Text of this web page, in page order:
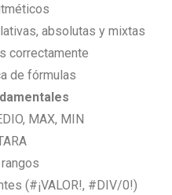
absolutas y mixtas
correctamente
de fórmulas
MAX, MIN
(#¡VALOR!, #DIV/0!)